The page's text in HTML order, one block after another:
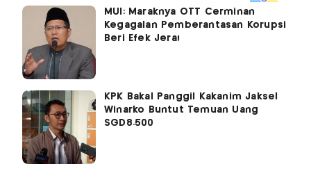
MUI: Maraknya OTT Cerminan
Kegagalan Pemberantasan Korupsi
Beri Efek Jera!
KPK Bakal Panggil Kakanim Jaksel
Winarko Buntut Temuan Uang
SGD8.500